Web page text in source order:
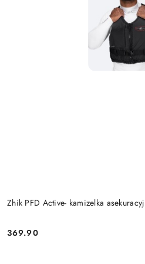
Zhik PFD Active- kamizelka
Cena:
369.90